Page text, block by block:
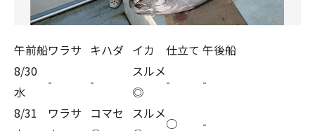
午前船ワラサ キハダ イカ 仕立て 午後船
8/30
水
- -
スルメ
◎
-
-
8/31
ワラサ コマセ
スルメ
○ -